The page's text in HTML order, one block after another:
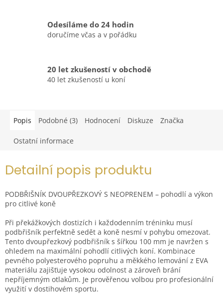
Odesíláme do 24 hodin
doručíme včas a v pořádku
20 let zkušeností v obchodě
40 let zkušeností u koní
Popis Podobné (3) Hodnocení Diskuze Značka
Ostatní informace
Detailní popis produktu
PODBŘIŠNÍK DVOUPŘEZKOVÝ S NEOPRENEM – pohodlí a výkon
pro citlivé koně
Při překážkových dostizích i každodenním tréninku musí
podbřišník perfektně sedět a koně nesmí v pohybu omezovat.
Tento dvoupřezkový podbřišník s šířkou 100 mm je navržen s
ohledem na maximální pohodlí citlivých koní. Kombinace
pevného polyesterového popruhu a měkkého lemování z EVA
materiálu zajišťuje vysokou odolnost a zároveň brání
nepříjemným otlakům. Je prověřenou volbou pro profesionální
využití v dostihovém sportu.